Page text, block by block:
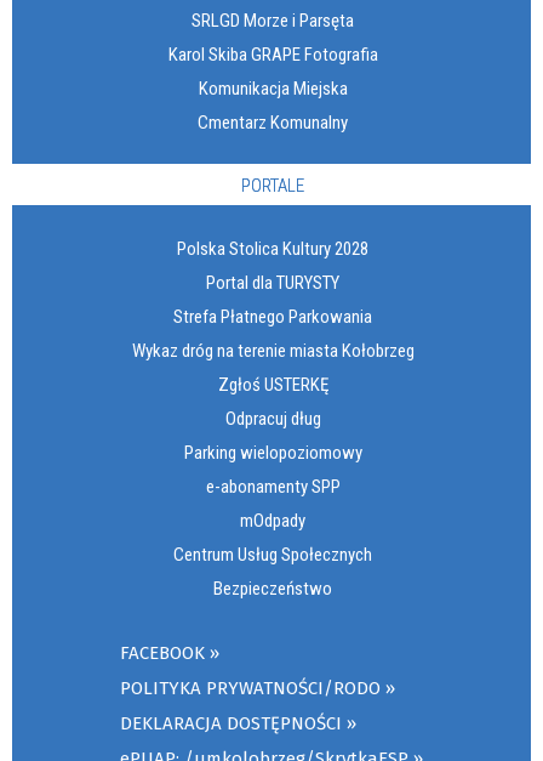
SRLGD Morze i Parsęta
Karol Skiba GRAPE Fotografia
Komunikacja Miejska
Cmentarz Komunalny
PORTALE
Polska Stolica Kultury 2028
Portal dla TURYSTY
Strefa Płatnego Parkowania
Wykaz dróg na terenie miasta Kołobrzeg
Zgłoś USTERKĘ
Odpracuj dług
Parking wielopoziomowy
e-abonamenty SPP
mOdpady
Centrum Usług Społecznych
Bezpieczeństwo
FACEBOOK
POLITYKA PRYWATNOŚCI/RODO
DEKLARACJA DOSTĘPNOŚCI